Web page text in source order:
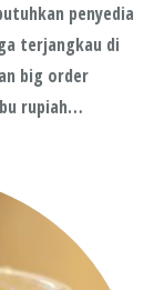
penyedia
terjangkau di
big order
rupiah…